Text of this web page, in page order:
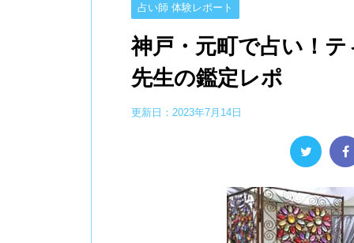
占い師 体験レポート
神戸・元町で占い！
先生の鑑定レポ
更新日： 2023年7月14日